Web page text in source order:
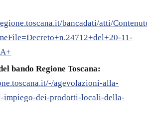
bancadati/atti/
11-
bando Regione Toscana:
agevolazioni-alla-
impiego-dei-prodotti-locali-della-